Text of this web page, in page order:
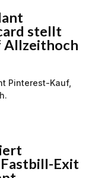
stellt
Allzeithoch
Pinterest-Kauf,
Exit